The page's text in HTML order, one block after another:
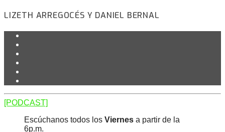
LIZETH ARREGOCÉS Y DANIEL BERNAL
[PODCAST]
Escúchanos todos los Viernes a partir de la
6p.m.